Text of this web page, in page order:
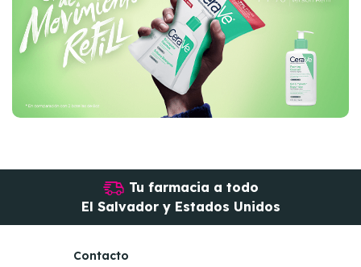
Tu farmacia a todo
El Salvador y Estados Unidos
Contacto